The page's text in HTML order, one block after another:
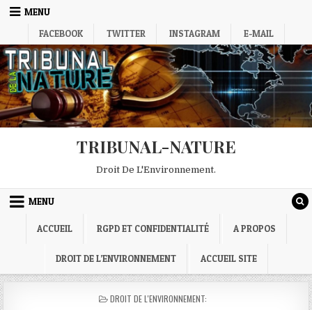
Skip
MENU
FACEBOOK
TWITTER INSTAGRAM E-MAIL
TRIBUNAL-NATURE
Droit De L'Environnement.
MENU
ACCUEIL RGPD ET CONFIDENTIALITÉ A PROPOS
DROIT DE L’ENVIRONNEMENT ACCUEIL SITE
POSTED
DROIT DE L'ENVIRONNEMENT: